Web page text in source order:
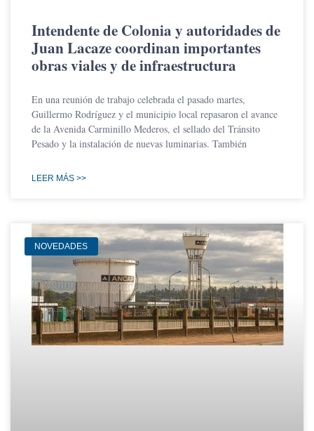
Intendente de Colonia y autoridades de
Juan Lacaze coordinan importantes
obras viales y de infraestructura
En una reunión de trabajo celebrada el pasado martes,
Guillermo Rodríguez y el municipio local repasaron el avance
de la Avenida Carminillo Mederos, el sellado del Tránsito
Pesado y la instalación de nuevas luminarias. También
LEER MÁS >>
NOVEDADES